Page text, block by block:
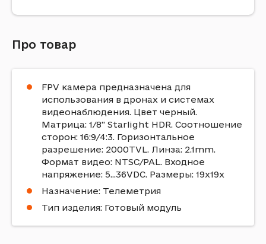
Про товар
FPV камера предназначена для
использования в дронах и системах
видеонаблюдения. Цвет черный.
Матрица: 1/8" Starlight HDR. Соотношение
сторон: 16:9/4:3. Горизонтальное
разрешение: 2000TVL. Линза: 2.1mm.
Формат видео: NTSC/PAL. Входное
напряжение: 5...36VDC. Размеры: 19x19x
Назначение: Телеметрия
Тип изделия: Готовый модуль